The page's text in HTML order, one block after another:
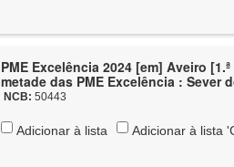
PME Excelência 2024 [em] Aveiro
metade das PME Excelência : Sever
NCB:50443
Adicionar à lista Adicionar à lista